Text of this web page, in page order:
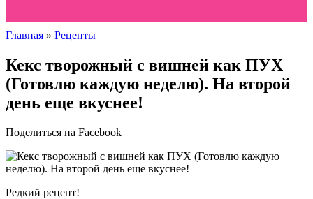
Главная » Рецепты
Кекс творожный с вишней как ПУХ
(Готовлю каждую неделю). На второй
день еще вкуснее!
Поделиться на Facebook
Редкий рецепт!